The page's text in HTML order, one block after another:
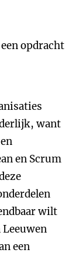
opdracht
want
en Scrum
wilt
een